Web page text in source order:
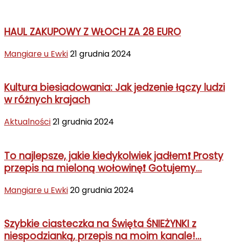
HAUL ZAKUPOWY Z WŁOCH ZA 28 EURO
Mangiare u Ewki21 grudnia 2024
Kultura biesiadowania: Jak jedzenie łączy ludzi
w różnych krajach
Aktualności21 grudnia 2024
To najlepsze, jakie kiedykolwiek jadłem❗ Prosty
przepis na mieloną wołowinę❗ Gotujemy...
Mangiare u Ewki20 grudnia 2024
Szybkie ciasteczka na Święta ŚNIEŻYNKI z
niespodzianką, przepis na moim kanale!...